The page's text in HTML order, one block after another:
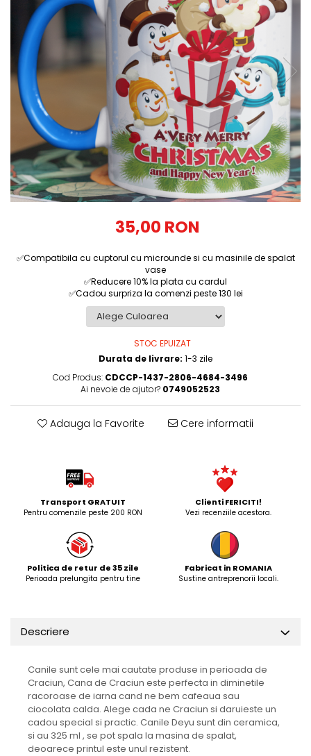
Tricouri Diverse
Tricouri Azi esti Tanar si maine...
Tricouri Motivationale
Tricouri Mamici
Tricouri Pensionari
Tricouri Animalute
Tricouri Stari
Tricouri Gameri
Tricouri Mesaje Virale
Tricouri Vesele
Tricouri Zicale Romanesti35,00 RON
✅Compatibila cu cuptorul cu microunde si cu masinile de spalat
vase
✅Reducere 10% la plata cu cardul
✅Cadou surpriza la comenzi peste 130 lei
STOC EPUIZAT
Durata de livrare: 1-3 zile
Cod Produs: CDCCP-1437-2806-4684-3496
Ai nevoie de ajutor? 0749052523
Adauga la Favorite Cere informatii
Transport GRATUIT
Pentru comenzile peste 200 RON
Clienti FERICITI!
Vezi recenziile acestora.
Politica de retur de 35 zile
Perioada prelungita pentru tine
Fabricat in ROMANIA
Sustine antreprenorii locali.
Descriere
Canile sunt cele mai cautate produse in perioada de
Craciun, Cana de Craciun este perfecta in diminetile
racoroase de iarna cand ne bem cafeaua sau
ciocolata calda. Alege cada ne Craciun si daruieste un
cadou special si practic. Canile Deyu sunt din ceramica,
si au 325 ml , se pot spala la masina de spalat,
deoarece printul este unul rezistent.